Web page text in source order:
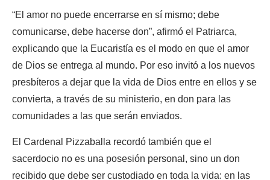
“El amor no puede encerrarse en sí mismo; debe
comunicarse, debe hacerse don”, afirmó el Patriarca,
explicando que la Eucaristía es el modo en que el amor
de Dios se entrega al mundo. Por eso invitó a los nuevos
presbíteros a dejar que la vida de Dios entre en ellos y se
convierta, a través de su ministerio, en don para las
comunidades a las que serán enviados.
El Cardenal Pizzaballa recordó también que el
sacerdocio no es una posesión personal, sino un don
recibido que debe ser custodiado en toda la vida: en las